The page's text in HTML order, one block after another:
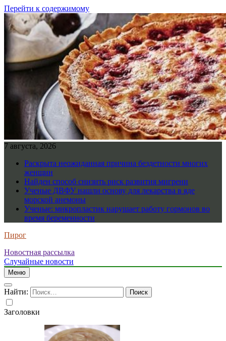
Перейти к содержимому
7 августа, 2026
Раскрыта неожиданная причина бездетности многих
женщин
Найден способ снизить риск развития мигрени
Ученые ДВФУ нашли основу для лекарства в яде
морской анемоны
Ученые: микропластик нарушает работу гормонов во
время беременности
Пирог
Новостная рассылка
Случайные новости
Меню
Найти:
Заголовки